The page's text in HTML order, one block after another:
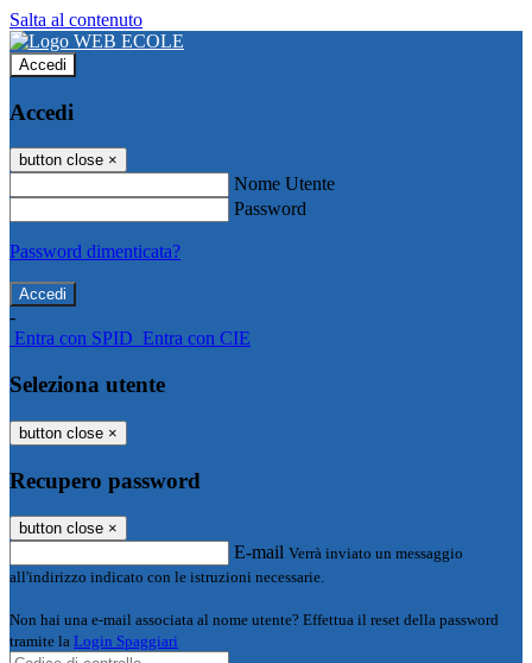
Salta al contenuto
Accedi
Accedi
button close ×
Nome Utente
Password
Password dimenticata?
-
Entra con SPID Entra con CIE
Seleziona utente
button close ×
Recupero password
button close ×
E-mail Verrà inviato un messaggio
all'indirizzo indicato con le istruzioni necessarie.
Non hai una e-mail associata al nome utente? Effettua il reset della password
tramite la Login Spaggiari